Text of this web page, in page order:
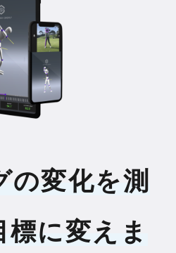
の変化を測
標に変えま